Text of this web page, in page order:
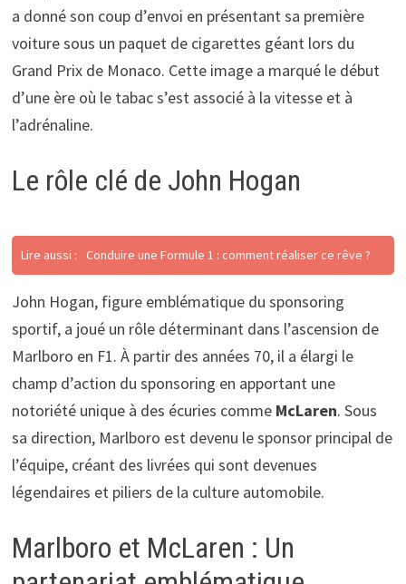
a donné son coup d’envoi en présentant sa première
voiture sous un paquet de cigarettes géant lors du
Grand Prix de Monaco. Cette image a marqué le début
d’une ère où le tabac s’est associé à la vitesse et à
l’adrénaline.
Le rôle clé de John Hogan
Lire aussi : Conduire une Formule 1 : comment réaliser ce rêve ?
John Hogan, figure emblématique du sponsoring
sportif, a joué un rôle déterminant dans l’ascension de
Marlboro en F1. À partir des années 70, il a élargi le
champ d’action du sponsoring en apportant une
notoriété unique à des écuries comme McLaren. Sous
sa direction, Marlboro est devenu le sponsor principal de
l’équipe, créant des livrées qui sont devenues
légendaires et piliers de la culture automobile.
Marlboro et McLaren : Un